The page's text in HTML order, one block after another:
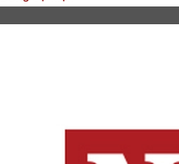
TOÀN CẢNH